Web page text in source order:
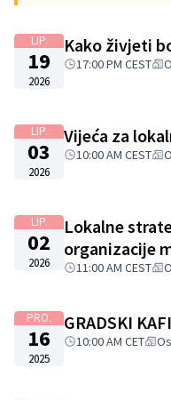
LIP.
19
2026
Kako živjeti
17:00 PM CEST
LIP.
03
2026
Vijeća za
10:00 AM CEST
LIP.
02
2026
Lokalne
organizacije
11:00 AM CEST
PRO.
16
2025
GRADSKI
10:00 AM CET